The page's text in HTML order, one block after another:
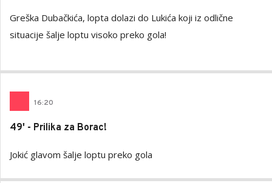
Greška Dubačkića, lopta dolazi do Lukića koji iz odlične
situacije šalje loptu visoko preko gola!
16:20
49' - Prilika za Borac!
Jokić glavom šalje loptu preko gola